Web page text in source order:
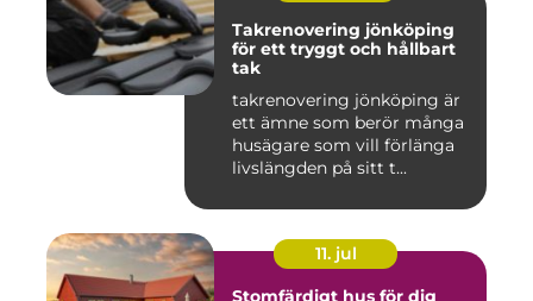
Takrenovering jönköping
för ett tryggt och hållbart
tak
takrenovering jönköping är
ett ämne som berör många
husägare som vill förlänga
livslängden på sitt t...
11. jul
Stomfärdigt hus för dig